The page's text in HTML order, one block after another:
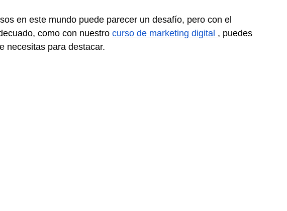
en este mundo puede parecer un desafío, pero con el
como con nuestro curso de marketing digital , puedes
necesitas para destacar.